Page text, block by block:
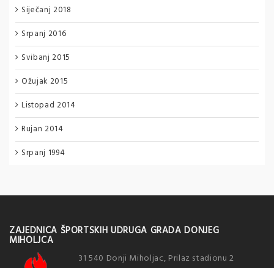
Siječanj 2018
Srpanj 2016
Svibanj 2015
Ožujak 2015
Listopad 2014
Rujan 2014
Srpanj 1994
ZAJEDNICA ŠPORTSKIH UDRUGA GRADA DONJEG
MIHOLJCA
31 540 Donji Miholjac, Prilaz stadionu 2